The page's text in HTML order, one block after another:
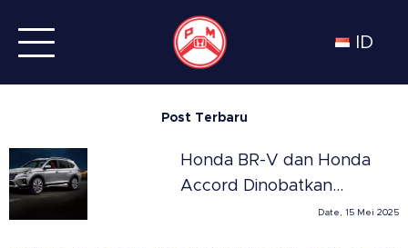
ID
Post Terbaru
Honda BR-V dan Honda
Accord Dinobatkan
Sebagai SUV dan Sedan
Date, 15 Mei 2025